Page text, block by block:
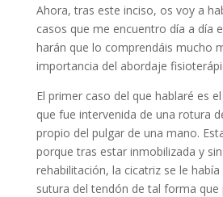
Ahora, tras este inciso, os voy a
casos que me encuentro día a día
harán que lo comprendáis mucho
importancia del abordaje
El primer caso del que hablaré es
que fue intervenida de una rotura
propio del pulgar de una mano.
porque tras estar inmobilizada y
rehabilitación, la cicatriz se le
sutura del tendón de tal forma que